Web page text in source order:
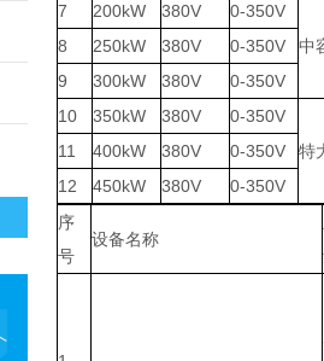
7
200kW 380V
0-350V
中
8 250kW 380V
0-350V
9
300kW 380V
0-350V
10
350kW 380V
0-350V
特
11 400kW 380V
0-350V
12
450kW 380V
0-350V
序
号
设备名称